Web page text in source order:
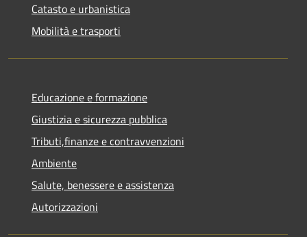
Catasto e urbanistica
Mobilità e trasporti
Educazione e formazione
Giustizia e sicurezza pubblica
Tributi,finanze e contravvenzioni
Ambiente
Salute, benessere e assistenza
Autorizzazioni